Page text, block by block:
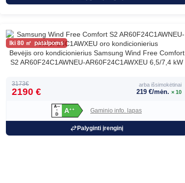
80
Bevėjis oro kondicionierius Samsung Wind Free Comfort
S2 AR60F24C1AWNEU-AR60F24C1AWXEU 6,5/7,4 kW
3173€
2190 €
arba išsimokėtinai
219 €/mėn. × 10
A+++
↑
D
A++ Gaminio info. lapas
Palyginti įrenginį